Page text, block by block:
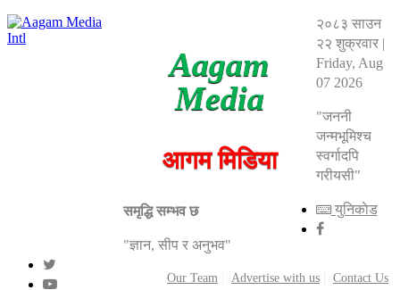
Aagam
Media
आगम मिडिया
समृद्धि सम्भव छ
"ज्ञान, सीप र अनुभव"
Our Team Advertise with us Contact Us
२०८३ साउन
२२ शुक्रवार|
Friday, Aug
07 2026
"जननी
जन्मभूमिश्च
स्वर्गादपि
गरीयसी"
युनिकाेड